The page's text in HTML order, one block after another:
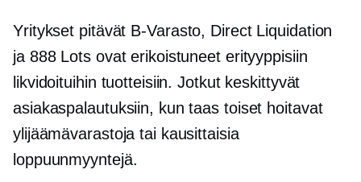
Yritykset pitävät B-Varasto, Direct Liquidation
ja 888 Lots ovat erikoistuneet erityyppisiin
likvidoituihin tuotteisiin. Jotkut keskittyvät
asiakaspalautuksiin, kun taas toiset hoitavat
ylijäämävarastoja tai kausittaisia
loppuunmyyntejä.